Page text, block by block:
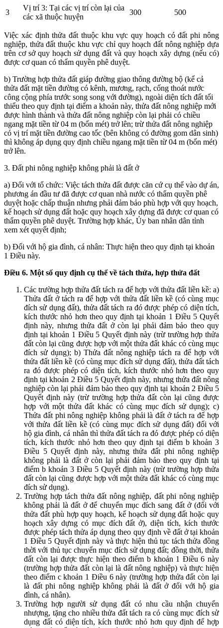
3
Vị trí 3: Tại các vị trí còn lại của
các xã thuộc huyện
300 500
Việc xác định thửa đất thuộc khu vực quy hoạch có đất phi nông
nghiệp, thửa đất thuộc khu vực chỉ quy hoạch đất nông nghiệp dựa
trên cơ sở quy hoạch sử dụng đất và quy hoạch xây dựng (nếu có)
được cơ quan có thẩm quyền phê duyệt.
b) Trường hợp thửa đất giáp đường giao thông đường bộ (kể cả
thửa đất mặt tiền đường có kênh, mương, rạch, cống thoát nước
công cộng phía trước song song với đường), ngoài diện tích đất tối
thiểu theo quy định tại điểm a khoản này, thửa đất nông nghiệp mới
được hình thành và thửa đất nông nghiệp còn lại phải có chiều
ngang mặt tiền từ 04 m (bốn mét) trở lên; trừ thửa đất nông nghiệp
có vị trí mặt tiền đường cao tốc (bên không có đường gom dân sinh)
thì không áp dụng quy định chiều ngang mặt tiền từ 04 m (bốn mét)
trở lên.
3. Đất phi nông nghiệp không phải là đất ở
a) Đối với tổ chức: Việc tách thửa đất được căn cứ cụ thể vào dự án,
phương án đầu tư đã được cơ quan nhà nước có thẩm quyền phê
duyệt hoặc chấp thuận nhưng phải đảm bảo phù hợp với quy hoạch,
kế hoạch sử dụng đất hoặc quy hoạch xây dựng đã được cơ quan có
thẩm quyền phê duyệt. Trường hợp khác, Ủy ban nhân dân tỉnh
xem xét quyết định;
b) Đối với hộ gia đình, cá nhân: Thực hiện theo quy định tại khoản
1 Điều này.
Điều 6. Một số quy định cụ thể về tách thửa, hợp thửa đất
Các trường hợp thửa đất tách ra để hợp với thửa đất liền kề: a)
Thửa đất ở tách ra để hợp với thửa đất liền kề (có cùng mục
đích sử dụng đất), thửa đất tách ra đó được phép có diện tích,
kích thước nhỏ hơn theo quy định tại khoản 1 Điều 5 Quyết
định này, nhưng thửa đất ở còn lại phải đảm bảo theo quy
định tại khoản 1 Điều 5 Quyết định này (trừ trường hợp thửa
đất còn lại cũng được hợp với một thửa đất khác có cùng mục
đích sử dụng); b) Thửa đất nông nghiệp tách ra để hợp với
thửa đất liền kề (có cùng mục đích sử dụng đất), thửa đất tách
ra đó được phép có diện tích, kích thước nhỏ hơn theo quy
định tại khoản 2 Điều 5 Quyết định này, nhưng thửa đất nông
nghiệp còn lại phải đảm bảo theo quy định tại khoản 2 Điều 5
Quyết định này (trừ trường hợp thửa đất còn lại cũng được
hợp với một thửa đất khác có cùng mục đích sử dụng); c)
Thửa đất phi nông nghiệp không phải là đất ở tách ra để hợp
với thửa đất liền kề (có cùng mục đích sử dụng đất) đối với
hộ gia đình, cá nhân thì thửa đất tách ra đó được phép có diện
tích, kích thước nhỏ hơn theo quy định tại điểm b khoản 3
Điều 5 Quyết định này, nhưng thửa đất phi nông nghiệp
không phải là đất ở còn lại phải đảm bảo theo quy định tại
điểm b khoản 3 Điều 5 Quyết định này (trừ trường hợp thửa
đất còn lại cũng được hợp với một thửa đất khác có cùng mục
đích sử dụng).
Trường hợp tách thửa đất nông nghiệp, đất phi nông nghiệp
không phải là đất ở để chuyển mục đích sang đất ở (đối với
thửa đất phù hợp quy hoạch, kế hoạch sử dụng đất hoặc quy
hoạch xây dựng có mục đích đất ở), diện tích, kích thước
được phép tách thửa áp dụng theo quy định về đất ở tại khoản
1 Điều 5 Quyết định này và thực hiện thủ tục tách thửa đồng
thời với thủ tục chuyển mục đích sử dụng đất; đồng thời, thửa
đất còn lại được thực hiện theo điểm b khoản 1 Điều 6 này
(trường hợp thửa đất còn lại là đất nông nghiệp) và thực hiện
theo điểm c khoản 1 Điều 6 này (trường hợp thửa đất còn lại
là đất phi nông nghiệp không phải là đất ở đối với hộ gia
đình, cá nhân).
Trường hợp người sử dụng đất có nhu cầu nhận chuyển
nhượng, tặng cho nhiều thửa đất tách ra có cùng mục đích sử
dụng đất có diện tích, kích thước nhỏ hơn quy định để hợp